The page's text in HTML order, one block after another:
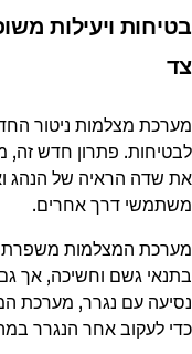
בטיחות ויעילות
צד
מערכת מצלמות ניטור
לבטיחות. פתרון חדש
את שדה הראיה של הנהג
משתמשי דרך אחרים.
מערכת המצלמות משפרת
בתנאי גשם וחשיכה, אך
נסיעה עם נגרר, מערכת
כדי לעקוב אחר הנגרר